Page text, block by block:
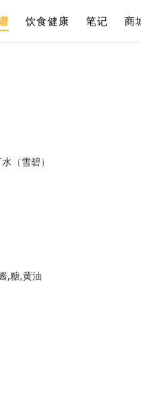
饮食健康 笔记 商
（雪碧）
,糖,黄油